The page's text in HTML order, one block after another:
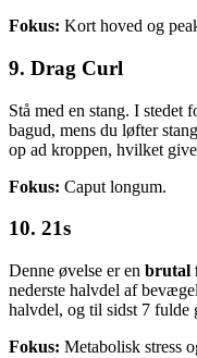
Fokus: Kort hoved og
9. Drag Curl
Stå med en stang. I stedet
bagud, mens du løfter
op ad kroppen, hvilket
Fokus: Caput longum.
10. 21s
Denne øvelse er en brutal
nederste halvdel af
halvdel, og til sidst 7 fulde
Fokus: Metabolisk stress